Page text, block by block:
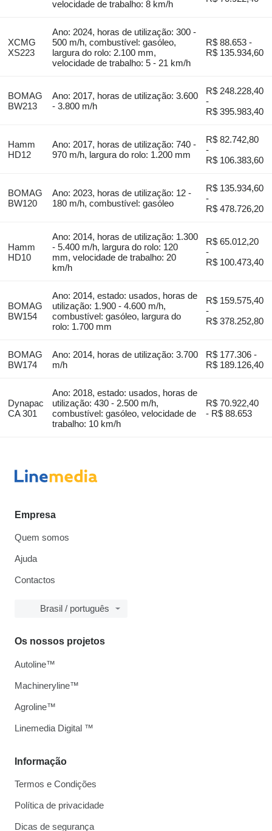
velocidade de trabalho: 8 km/h
XCMG
XS223
Ano: 2024, horas de utilização: 300 -
500 m/h, combustível: gasóleo,
largura do rolo: 2.100 mm,
velocidade de trabalho: 5 - 21 km/h
R$ 88.653 -
R$ 135.934,60
BOMAG
BW213
Ano: 2017, horas de utilização: 3.600
- 3.800 m/h
R$ 248.228,40
-
R$ 395.983,40
Hamm
HD12
Ano: 2017, horas de utilização: 740 -
970 m/h, largura do rolo: 1.200 mm
R$ 82.742,80
-
R$ 106.383,60
BOMAG
BW120
Ano: 2023, horas de utilização: 12 -
180 m/h, combustível: gasóleo
R$ 135.934,60
-
R$ 478.726,20
Hamm
HD10
Ano: 2014, horas de utilização: 1.300
- 5.400 m/h, largura do rolo: 120
mm, velocidade de trabalho: 20
km/h
R$ 65.012,20
-
R$ 100.473,40
BOMAG
BW154
Ano: 2014, estado: usados, horas de
utilização: 1.900 - 4.600 m/h,
combustível: gasóleo, largura do
rolo: 1.700 mm
R$ 159.575,40
-
R$ 378.252,80
BOMAG
BW174
Ano: 2014, horas de utilização: 3.700
m/h
R$ 177.306 -
R$ 189.126,40
Dynapac
CA 301
Ano: 2018, estado: usados, horas de
utilização: 430 - 2.500 m/h,
combustível: gasóleo, velocidade de
trabalho: 10 km/h
R$ 70.922,40
- R$ 88.653
Empresa
Quem somos
Ajuda
Contactos
Brasil / português
Informação
Termos e Condições
Política de privacidade
Dicas de segurança
Os nossos projetos
Autoline™
Machineryline™
Agroline™
Linemedia Digital ™